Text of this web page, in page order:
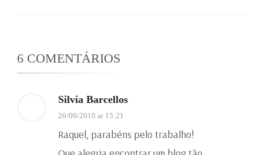
6 COMENTÁRIOS
Silvia Barcellos
26/06/2010 at 15:21
Raquel, parabéns pelo trabalho!